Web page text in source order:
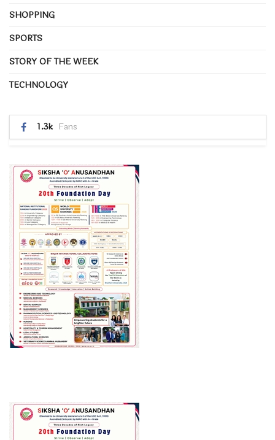
SHOPPING
SPORTS
STORY OF THE WEEK
TECHNOLOGY
1.3k Fans